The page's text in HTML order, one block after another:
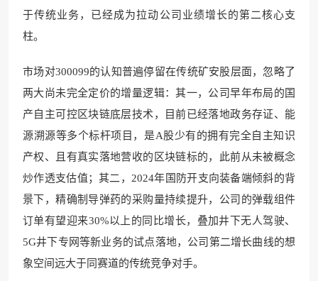
于传统业务，已经成为拉动公司业绩增长的第二核心支
柱。
市场对300099的认知普遍停留在传统矿安股层面，忽略了
两大尚未完全定价的增量逻辑：其一，公司早年布局的国
产自主可控区块链底层技术，目前已经落地政务存证、能
源溯源等多个标杆项目，是A股少有的拥有完全自主知识
产权、且有真实落地营收的区块链标的，此前从未被概念
炒作透支估值；其二，2024年国防开支向装备端倾斜的背
景下，精确制导弹药的采购量持续提升，公司的弹载组件
订单有望迎来30%以上的同比增长，叠加井下无人驾驶、
5G井下专网等新业务的试点落地，公司第二增长曲线的想
象空间远大于同赛道的传统竞争对手。